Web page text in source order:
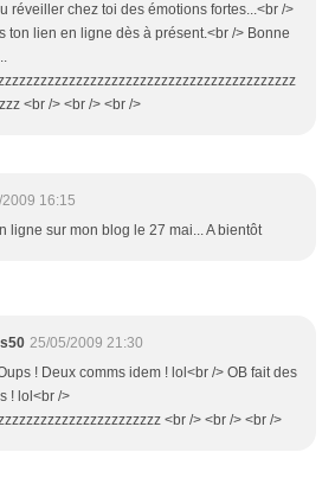
réveiller chez toi des émotions fortes...<br />
ton lien en ligne dès à présent.<br /> Bonne
<br /> <br /> <br />
16:15
ligne sur mon blog le 27 mai... A bientôt
25/05/2009 21:30
! Deux comms idem ! lol<br /> OB fait des
! lol<br />
<br /> <br /> <br />